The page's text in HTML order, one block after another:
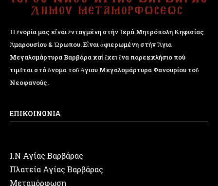
Ἡ ἐνορία μας εἶναι ἐνταγμένη στήν Ἱερά Μητρόπολη Κηφισίας
Ἁμαρουσίου & Ὠρωπου. Εἶναι ἀφιερωμένη στήν Ἅγια
Μεγαλομάρτυρα Βαρβάρα καί ἔχει ἕνα παρεκκλήσιο πού
τιμᾶται στό ὄνομα τοῦ Ἁγιου Μεγαλομάρτυρα Φανουρίου τοῦ
Νεοφανούς.
ΕΠΙΚΟΙΝΩΝΙΑ
Ι.Ν Αγίας Βαρβάρας
Πλατεία Αγίας Βαρβάρας
Μεταμόρφωση